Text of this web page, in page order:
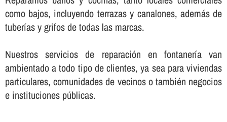
como bajos, incluyendo terrazas y canalones, además de
tuberí­as y grifos de todas las marcas.
Nuestros servicios de reparación en fontanerí­a van
ambientado a todo tipo de clientes, ya sea para viviendas
particulares, comunidades de vecinos o también negocios
e instituciones públicas.